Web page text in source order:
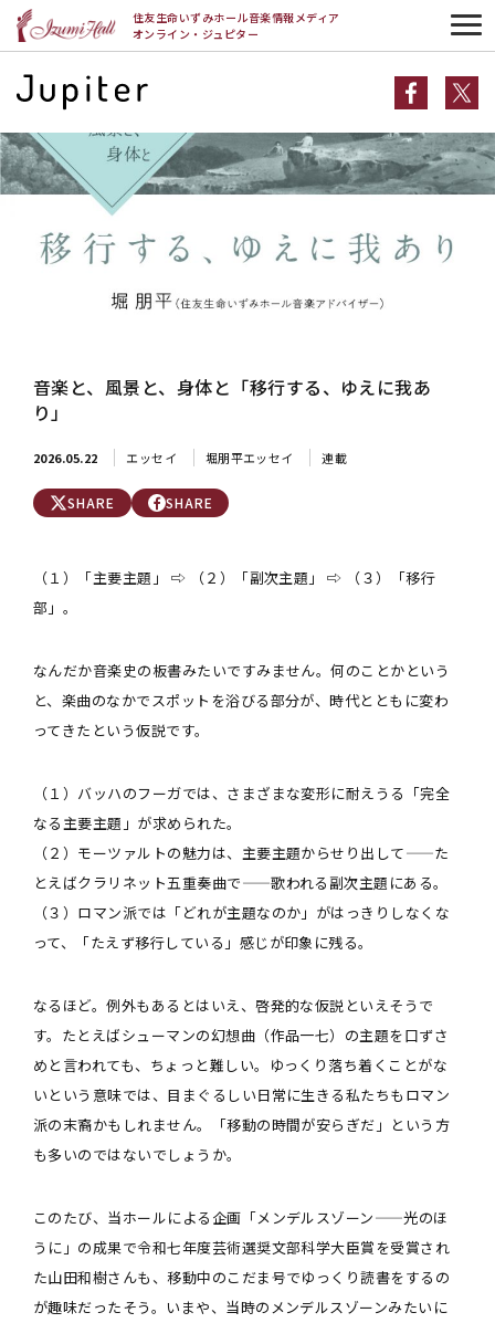
住友生命いずみホール音楽情報メディア
オンライン・ジュピター
エッセイ 堀朋平エッセイ 連載
音楽と、風景と、身体と「移
行する、ゆえに我あり」
音楽と、風景と、身体と「移行する、ゆえに我あ
り」
2026.05.22 エッセイ 堀朋平エッセイ 連載
SHARE SHARE
（１）「主要主題」 ⇨ （２）「副次主題」 ⇨ （３）「移行
部」。
なんだか音楽史の板書みたいですみません。何のことかという
と、楽曲のなかでスポットを浴びる部分が、時代とともに変わ
ってきたという仮説です。
（１）バッハのフーガでは、さまざまな変形に耐えうる「完全
なる主要主題」が求められた。
（２）モーツァルトの魅力は、主要主題からせり出して——た
とえばクラリネット五重奏曲で——歌われる副次主題にある。
（３）ロマン派では「どれが主題なのか」がはっきりしなくな
って、「たえず移行している」感じが印象に残る。
なるほど。例外もあるとはいえ、啓発的な仮説といえそうで
す。たとえばシューマンの幻想曲（作品一七）の主題を口ずさ
めと言われても、ちょっと難しい。ゆっくり落ち着くことがな
いという意味では、目まぐるしい日常に生きる私たちもロマン
派の末裔かもしれません。「移動の時間が安らぎだ」という方
も多いのではないでしょうか。
このたび、当ホールによる企画「メンデルスゾーン——光のほ
うに」の成果で令和七年度芸術選奨文部科学大臣賞を受賞され
た山田和樹さんも、移動中のこだま号でゆっくり読書をするの
が趣味だったそう。いまや、当時のメンデルスゾーンみたいに